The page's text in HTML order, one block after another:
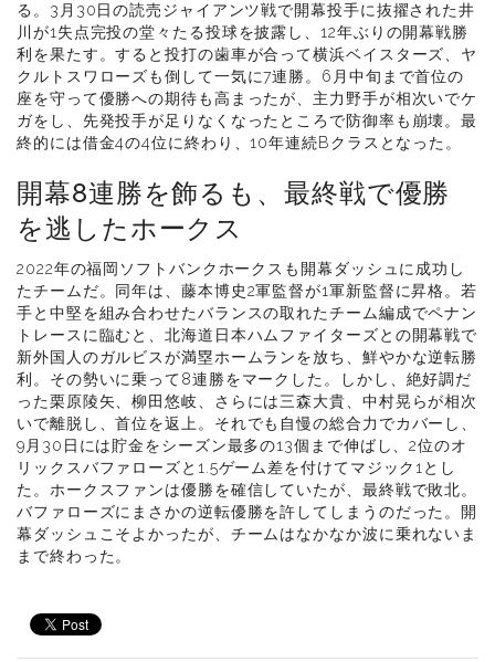
る。3月30日の読売ジャイアンツ戦で開幕投手に抜擢された井
川が1失点完投の堂々たる投球を披露し、12年ぶりの開幕戦勝
利を果たす。すると投打の歯車が合って横浜ベイスターズ、ヤ
クルトスワローズも倒して一気に7連勝。6月中旬まで首位の
座を守って優勝への期待も高まったが、主力野手が相次いでケ
ガをし、先発投手が足りなくなったところで防御率も崩壊。最
終的には借金4の4位に終わり、10年連続Bクラスとなった。
開幕8連勝を飾るも、最終戦で優勝
を逃したホークス
2022年の福岡ソフトバンクホークスも開幕ダッシュに成功し
たチームだ。同年は、藤本博史2軍監督が1軍新監督に昇格。若
手と中堅を組み合わせたバランスの取れたチーム編成でペナン
トレースに臨むと、北海道日本ハムファイターズとの開幕戦で
新外国人のガルビスが満塁ホームランを放ち、鮮やかな逆転勝
利。その勢いに乗って8連勝をマークした。しかし、絶好調だ
った栗原陵矢、柳田悠岐、さらには三森大貴、中村晃らが相次
いで離脱し、首位を返上。それでも自慢の総合力でカバーし、
9月30日には貯金をシーズン最多の13個まで伸ばし、2位のオ
リックスバファローズと1.5ゲーム差を付けてマジック1とし
た。ホークスファンは優勝を確信していたが、最終戦で敗北。
バファローズにまさかの逆転優勝を許してしまうのだった。開
幕ダッシュこそよかったが、チームはなかなか波に乗れないま
まで終わった。